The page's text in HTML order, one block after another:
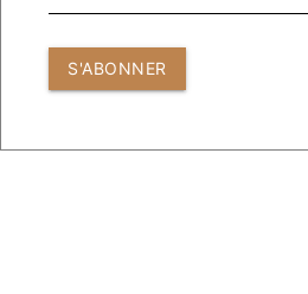
S'ABONNER